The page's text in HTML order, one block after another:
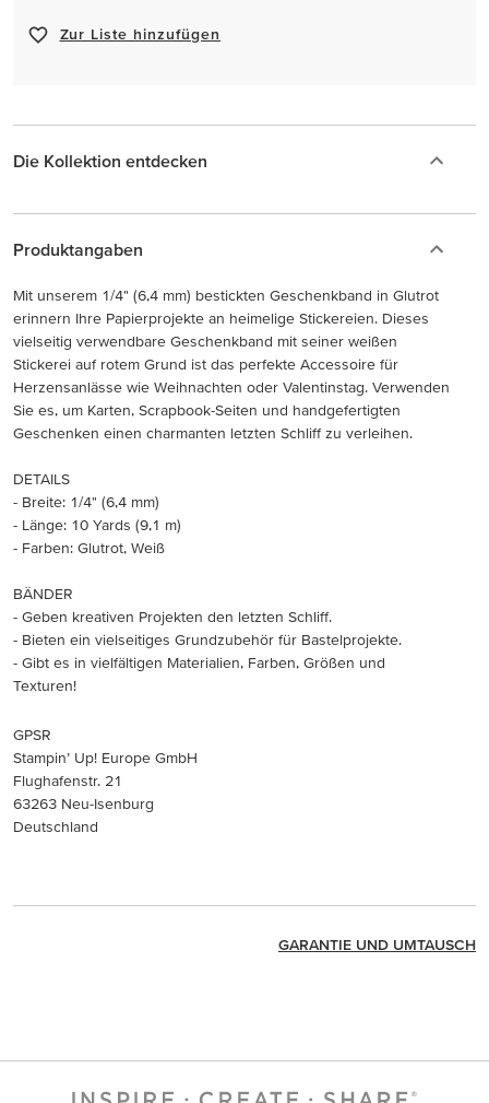
Zur Liste hinzufügen
Die Kollektion entdecken
Produktangaben
Mit unserem 1/4" (6,4 mm) bestickten Geschenkband in Glutrot
erinnern Ihre Papierprojekte an heimelige Stickereien. Dieses
vielseitig verwendbare Geschenkband mit seiner weißen
Stickerei auf rotem Grund ist das perfekte Accessoire für
Herzensanlässe wie Weihnachten oder Valentinstag. Verwenden
Sie es, um Karten, Scrapbook-Seiten und handgefertigten
Geschenken einen charmanten letzten Schliff zu verleihen.
DETAILS
- Breite: 1/4" (6,4 mm)
- Länge: 10 Yards (9,1 m)
- Farben: Glutrot, Weiß
BÄNDER
- Geben kreativen Projekten den letzten Schliff.
- Bieten ein vielseitiges Grundzubehör für Bastelprojekte.
- Gibt es in vielfältigen Materialien, Farben, Größen und
Texturen!
GPSR
Stampin’ Up! Europe GmbH
Flughafenstr. 21
63263 Neu-Isenburg
Deutschland
GARANTIE UND UMTAUSCH